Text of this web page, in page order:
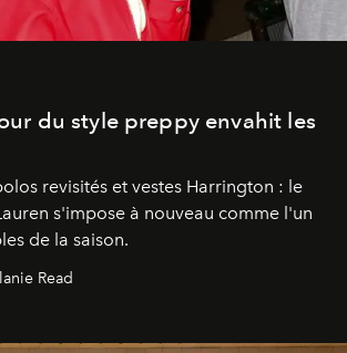
du style preppy envahit les
revisités et vestes Harrington : le
s'impose à nouveau comme l'un
de la saison.
Read